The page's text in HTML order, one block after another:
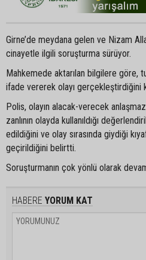
Girne’de meydana gelen ve Nizam
cinayetle ilgili soruşturma sürüyor.
Mahkemede aktarılan bilgilere göre,
ifade vererek olayı gerçekleştirdiğini
Polis, olayın alacak-verecek
zanlının olayda kullanıldığı
edildiğini ve olay sırasında giydiği
geçirildiğini belirtti.
Soruşturmanın çok yönlü olarak
HABERE YORUM KAT